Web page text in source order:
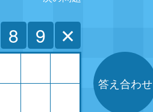
8 9 ✕
答え合わせ